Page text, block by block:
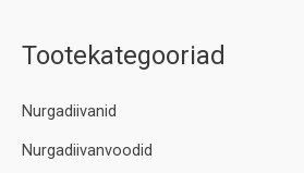
Tootekategooriad
Nurgadiivanid
Nurgadiivanvoodid